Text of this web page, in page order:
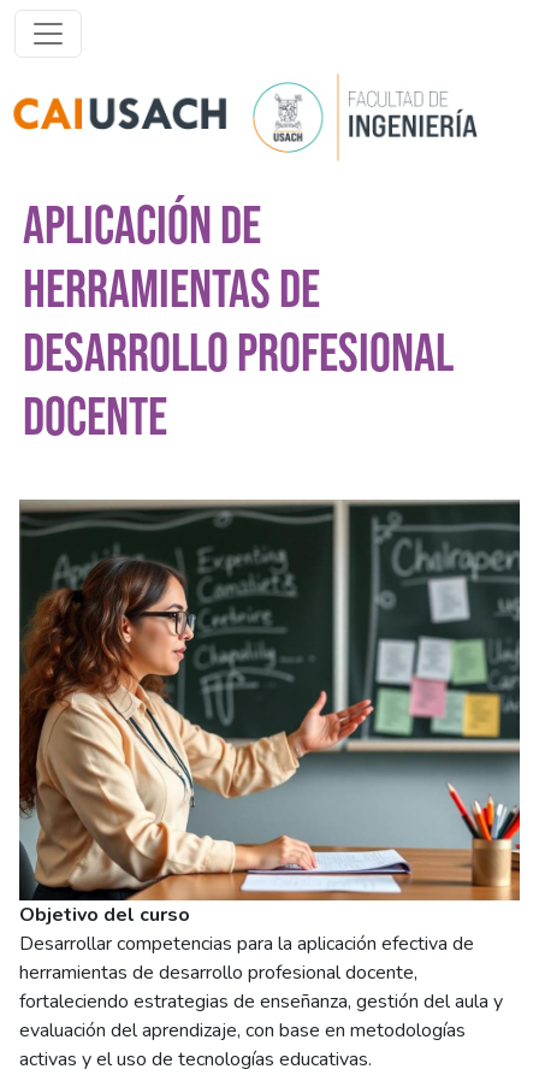
Pasar al contenido principal
APLICACIÓN DE
HERRAMIENTAS DE
DESARROLLO PROFESIONAL
DOCENTE
Imagen del curso
Objetivo del curso
Desarrollar competencias para la aplicación efectiva de
herramientas de desarrollo profesional docente,
fortaleciendo estrategias de enseñanza, gestión del aula y
evaluación del aprendizaje, con base en metodologías
activas y el uso de tecnologías educativas.